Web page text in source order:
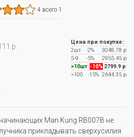
4 всего 1
р.
Цена при покупке:
2шт
-2%
3048.78 р
5-9
-5%
2955.45 р
>10шт -10% 2799.9 р
>100
-15% 2644.35 р
Man Kung RB007B не
прикладывать сверхусилия